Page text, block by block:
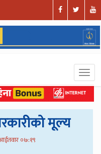
मूल्य
०७:१९